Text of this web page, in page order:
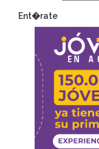
Ent�rate